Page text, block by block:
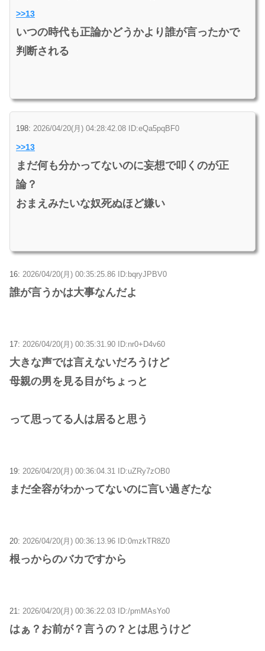
>>13
いつの時代も正論かどうかより誰が言ったかで
判断される
198: 2026/04/20(月) 04:28:42.08 ID:eQa5pqBF0
>>13
まだ何も分かってないのに妄想で叩くのが正
論？
おまえみたいな奴死ぬほど嫌い
16: 2026/04/20(月) 00:35:25.86 ID:bqryJPBV0
誰が言うかは大事なんだよ
17: 2026/04/20(月) 00:35:31.90 ID:nr0+D4v60
大きな声では言えないだろうけど
母親の男を見る目がちょっと
って思ってる人は居ると思う
19: 2026/04/20(月) 00:36:04.31 ID:uZRy7zOB0
まだ全容がわかってないのに言い過ぎたな
20: 2026/04/20(月) 00:36:13.96 ID:0mzkTR8Z0
根っからのバカですから
21: 2026/04/20(月) 00:36:22.03 ID:/pmMAsYo0
はぁ？お前が？言うの？とは思うけど